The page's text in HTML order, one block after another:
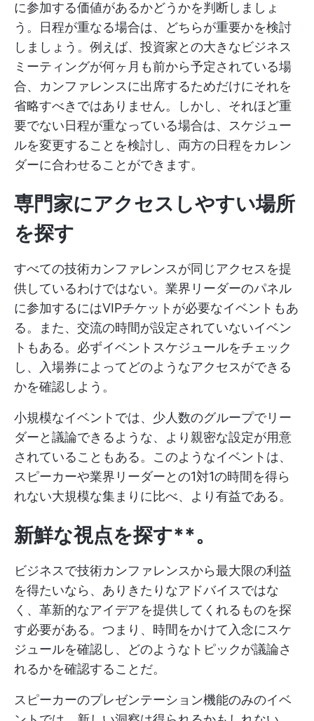
に参加する価値があるかどうかを判断しましょ
う。日程が重なる場合は、どちらが重要かを検討
しましょう。例えば、投資家との大きなビジネス
ミーティングが何ヶ月も前から予定されている場
合、カンファレンスに出席するためだけにそれを
省略すべきではありません。しかし、それほど重
要でない日程が重なっている場合は、スケジュー
ルを変更することを検討し、両方の日程をカレン
ダーに合わせることができます。
専門家にアクセスしやすい場所
を探す
すべての技術カンファレンスが同じアクセスを提
供しているわけではない。業界リーダーのパネル
に参加するにはVIPチケットが必要なイベントもあ
る。また、交流の時間が設定されていないイベン
トもある。必ずイベントスケジュールをチェック
し、入場券によってどのようなアクセスができる
かを確認しよう。
小規模なイベントでは、少人数のグループでリー
ダーと議論できるような、より親密な設定が用意
されていることもある。このようなイベントは、
スピーカーや業界リーダーとの1対1の時間を得ら
れない大規模な集まりに比べ、より有益である。
新鮮な視点を探す**。
ビジネスで技術カンファレンスから最大限の利益
を得たいなら、ありきたりなアドバイスではな
く、革新的なアイデアを提供してくれるものを探
す必要がある。つまり、時間をかけて入念にスケ
ジュールを確認し、どのようなトピックが議論さ
れるかを確認することだ。
スピーカーのプレゼンテーション機能のみのイベ